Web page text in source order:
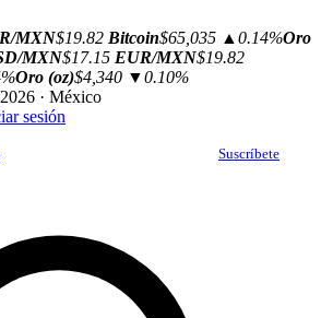
MXN$19.82 Bitcoin$65,035 ▲0.14%Oro
MXN$17.15 EUR/MXN$19.82
Oro (oz)$4,340 ▼0.10%
· México
sesión
Suscríbete